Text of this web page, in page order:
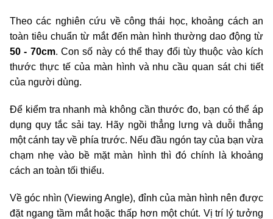
Theo các nghiên cứu về công thái học, khoảng cách an
toàn tiêu chuẩn từ mắt đến màn hình thường dao động từ
50 - 70cm. Con số này có thể thay đổi tùy thuộc vào kích
thước thực tế của màn hình và nhu cầu quan sát chi tiết
của người dùng.
Để kiểm tra nhanh mà không cần thước đo, bạn có thể áp
dụng quy tắc sải tay. Hãy ngồi thẳng lưng và duỗi thẳng
một cánh tay về phía trước. Nếu đầu ngón tay của bạn vừa
chạm nhẹ vào bề mặt màn hình thì đó chính là khoảng
cách an toàn tối thiểu.
Về góc nhìn (Viewing Angle), đỉnh của màn hình nên được
đặt ngang tầm mắt hoặc thấp hơn một chút. Vị trí lý tưởng